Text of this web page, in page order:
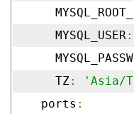
      MYSQL_USER
:
      TZ
:
'Asia/
    ports
: